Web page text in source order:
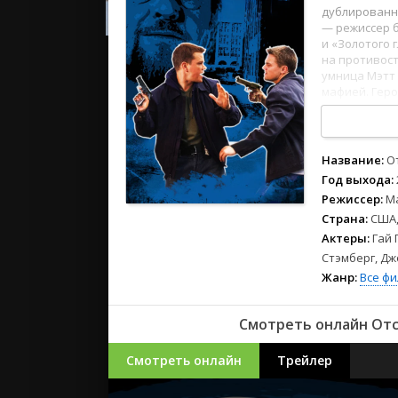
2022
2021
— режиссер
и
на
умница Мэтт
в качестве
в Бостоне.
1 234 5 6 7 8
Название:
Год выхода:
Режиссер:
Страна: США,
Актеры:Гай
Стэмберг,
Жанр:Все
Смотреть онлайн
Смотреть онлайн Трейлер